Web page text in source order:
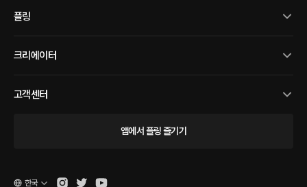
플링
크리에이터
고객센터
앱에서 플링 즐기기
한국